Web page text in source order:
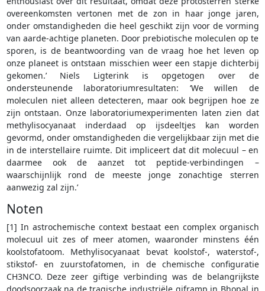
overeenkomsten vertonen met de zon in haar jonge jaren,
onder omstandigheden die heel geschikt zijn voor de vorming
van aarde-achtige planeten. Door prebiotische moleculen op te
sporen, is de beantwoording van de vraag hoe het leven op
onze planeet is ontstaan misschien weer een stapje dichterbij
gekomen.’ Niels Ligterink is opgetogen over de
ondersteunende laboratoriumresultaten: ‘We willen de
moleculen niet alleen detecteren, maar ook begrijpen hoe ze
zijn ontstaan. Onze laboratoriumexperimenten laten zien dat
methylisocyanaat inderdaad op ijsdeeltjes kan worden
gevormd, onder omstandigheden die vergelijkbaar zijn met die
in de interstellaire ruimte. Dit impliceert dat dit molecuul – en
daarmee ook de aanzet tot peptide-verbindingen –
waarschijnlijk rond de meeste jonge zonachtige sterren
aanwezig zal zijn.’
Noten
[1] In astrochemische context bestaat een complex organisch
molecuul uit zes of meer atomen, waaronder minstens één
koolstofatoom. Methylisocyanaat bevat koolstof-, waterstof-,
stikstof- en zuurstofatomen, in de chemische configuratie
CH3NCO. Deze zeer giftige verbinding was de belangrijkste